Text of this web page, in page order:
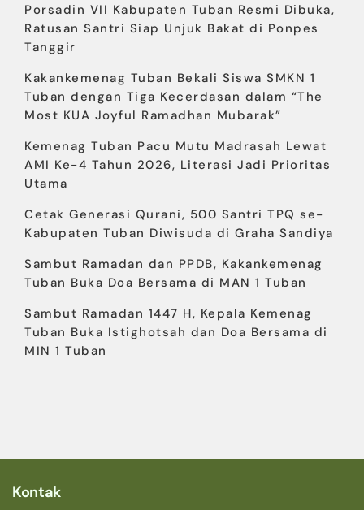
Porsadin VII Kabupaten Tuban Resmi Dibuka,
Ratusan Santri Siap Unjuk Bakat di Ponpes
Tanggir
Kakankemenag Tuban Bekali Siswa SMKN 1
Tuban dengan Tiga Kecerdasan dalam “The
Most KUA Joyful Ramadhan Mubarak”
Kemenag Tuban Pacu Mutu Madrasah Lewat
AMI Ke-4 Tahun 2026, Literasi Jadi Prioritas
Utama
Cetak Generasi Qurani, 500 Santri TPQ se-
Kabupaten Tuban Diwisuda di Graha Sandiya
Sambut Ramadan dan PPDB, Kakankemenag
Tuban Buka Doa Bersama di MAN 1 Tuban
Sambut Ramadan 1447 H, Kepala Kemenag
Tuban Buka Istighotsah dan Doa Bersama di
MIN 1 Tuban
Kontak